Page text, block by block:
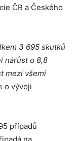
ČR a Českého
3 695 skutků
nárůst o 8,8
mezi všemi
o vývoji
případů